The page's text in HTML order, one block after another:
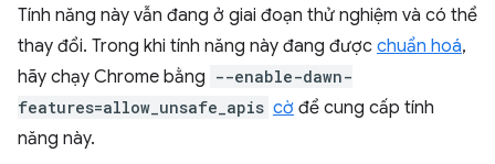
Tính năng này vẫn đang ở giai đoạn thử nghiệm và có thể
thay đổi. Trong khi tính năng này đang được chuẩn hoá,
hãy chạy Chrome bằng --enable-dawn-
features=allow_unsafe_apis cờ để cung cấp tính
năng này.